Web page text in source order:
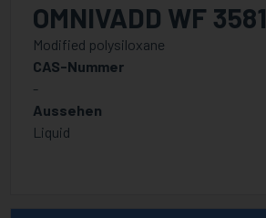
OMNIVADD WF 3581
Modified polysiloxane
CAS-Nummer
-
Aussehen
Liquid